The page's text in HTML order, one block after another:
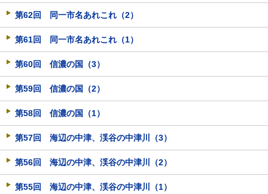
第62回 同一市名あれこれ（2）
第61回 同一市名あれこれ（1）
第60回 信濃の国（3）
第59回 信濃の国（2）
第58回 信濃の国（1）
第57回 海辺の中津、渓谷の中津川（3）
第56回 海辺の中津、渓谷の中津川（2）
第55回 海辺の中津、渓谷の中津川（1）